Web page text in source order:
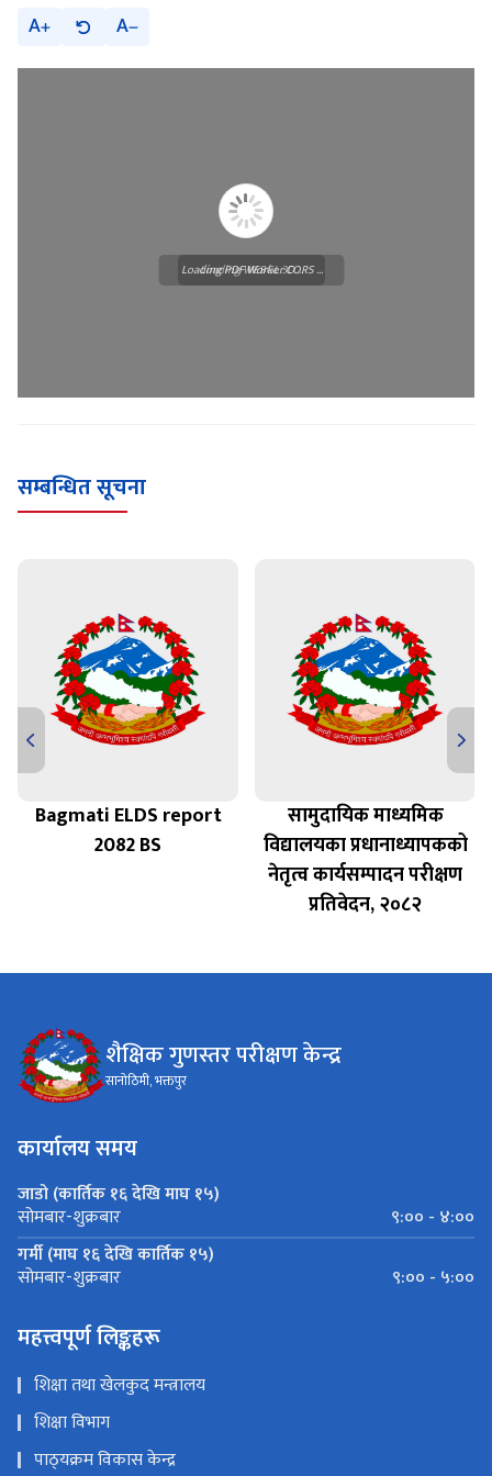
A A
Loading WEBGL 3D ...
Loading PDF Worker CORS ...
सम्बन्धित सूचना
Bagmati ELDS report
2082 BS
सामुदायिक माध्यमिक
विद्यालयका प्रधानाध्यापकको
नेतृत्व कार्यसम्पादन परीक्षण
प्रतिवेदन, २०८२
शैक्षिक गुणस्तर परीक्षण केन्द्र
सानोठिमी, भक्तपुर
कार्यालय समय
जाडो (कार्तिक १६ देखि माघ १५)
सोमबार-शुक्रबार
९:०० - ४:००
गर्मी (माघ १६ देखि कार्तिक १५)
सोमबार-शुक्रबार ९:०० - ५:००
महत्त्वपूर्ण लिङ्कहरू
शिक्षा तथा खेलकुद मन्त्रालय
शिक्षा विभाग
पाठ्‍यक्रम विकास केन्द्र